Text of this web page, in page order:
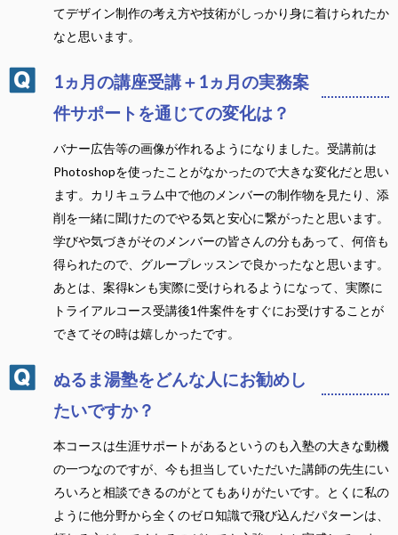
てデザイン制作の考え方や技術がしっかり身に着けられたか
なと思います。
1ヵ月の講座受講＋1ヵ月の実務案
件サポートを通じての変化は？
バナー広告等の画像が作れるようになりました。受講前は
Photoshopを使ったことがなかったので大きな変化だと思い
ます。カリキュラム中で他のメンバーの制作物を見たり、添
削を一緒に聞けたのでやる気と安心に繋がったと思います。
学びや気づきがそのメンバーの皆さんの分もあって、何倍も
得られたので、グループレッスンで良かったなと思います。
あとは、案得kンも実際に受けられるようになって、実際に
トライアルコース受講後1件案件をすぐにお受けすることが
できてその時は嬉しかったです。
ぬるま湯塾をどんな人にお勧めし
たいですか？
本コースは生涯サポートがあるというのも入塾の大きな動機
の一つなのですが、今も担当していただいた講師の先生にい
ろいろと相談できるのがとてもありがたいです。とくに私の
ように他分野から全くのゼロ知識で飛び込んだパターンは、